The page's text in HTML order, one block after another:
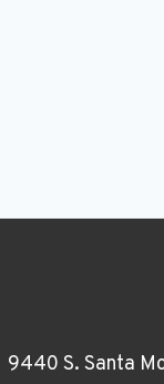
9440 S. Santa